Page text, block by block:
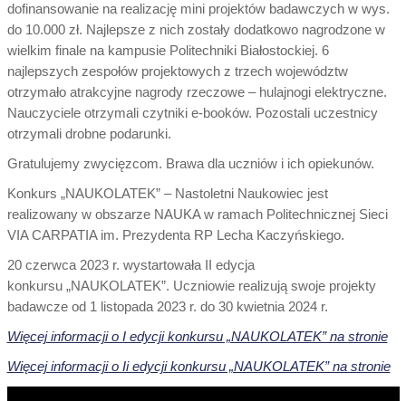
dofinansowanie na realizację mini projektów badawczych w wys.
do 10.000 zł. Najlepsze z nich zostały dodatkowo nagrodzone w
wielkim finale na kampusie Politechniki Białostockiej. 6
najlepszych zespołów projektowych z trzech województw
otrzymało atrakcyjne nagrody rzeczowe – hulajnogi elektryczne.
Nauczyciele otrzymali czytniki e-booków. Pozostali uczestnicy
otrzymali drobne podarunki.
Gratulujemy zwycięzcom. Brawa dla uczniów i ich opiekunów.
Konkurs „NAUKOLATEK” – Nastoletni Naukowiec jest
realizowany w obszarze NAUKA w ramach Politechnicznej Sieci
VIA CARPATIA im. Prezydenta RP Lecha Kaczyńskiego.
20 czerwca 2023 r. wystartowała II edycja
konkursu „NAUKOLATEK”. Uczniowie realizują swoje projekty
badawcze od 1 listopada 2023 r. do 30 kwietnia 2024 r.
Więcej informacji o I edycji konkursu „NAUKOLATEK” na stronie
Więcej informacji o Ii edycji konkursu „NAUKOLATEK” na stronie